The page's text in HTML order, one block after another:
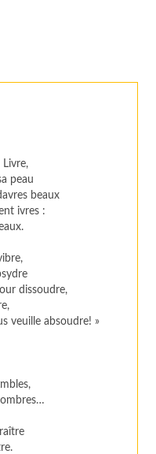
Livre,
peau
beaux
ivres :
dissoudre,
veuille absoudre! »